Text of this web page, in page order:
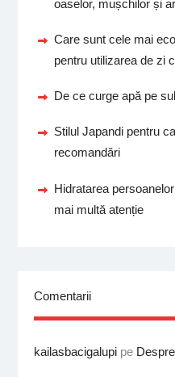
oaselor, mușchilor și
Care sunt cele mai
pentru utilizarea de zi
De ce curge apă pe
Stilul Japandi pentru
recomandări
Hidratarea
mai multă atenție
Comentarii
kailasbacigalupipe